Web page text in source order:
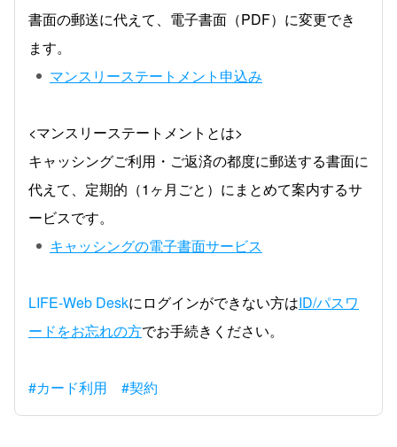
書面の郵送に代えて、電子書面（PDF）に変更でき
ます。
マンスリーステートメント申込み
<マンスリーステートメントとは>
キャッシングご利用・ご返済の都度に郵送する書面に
代えて、定期的（1ヶ月ごと）にまとめて案内するサ
ービスです。
キャッシングの電子書面サービス
LIFE-Web Deskにログインができない方はID/パスワ
ードをお忘れの方でお手続きください。
#カード利用 #契約